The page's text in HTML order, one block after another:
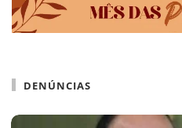
DENÚNCIAS